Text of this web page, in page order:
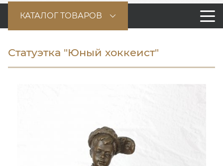
КАТАЛОГ ТОВАРОВ
Статуэтка "Юный хоккеист"